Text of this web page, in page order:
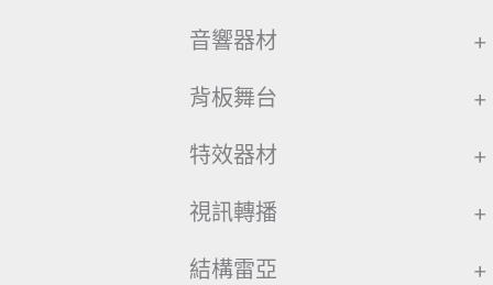
音響器材 +
背板舞台 +
特效器材 +
視訊轉播 +
結構雷亞 +